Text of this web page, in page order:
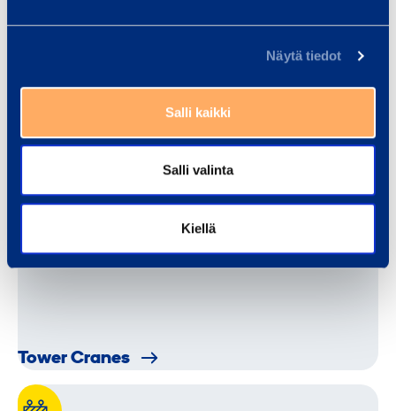
Näytä tiedot
Salli kaikki
Salli valinta
Kiellä
Telecommu­ni­cation tools
Tower Cranes